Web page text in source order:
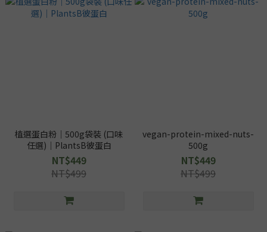
植選蛋白粉｜500g袋裝 (口味
任選)｜PlantsB彼蛋白
NT$449
NT$499
vegan-protein-mixed-nuts-
500g
NT$449
NT$499